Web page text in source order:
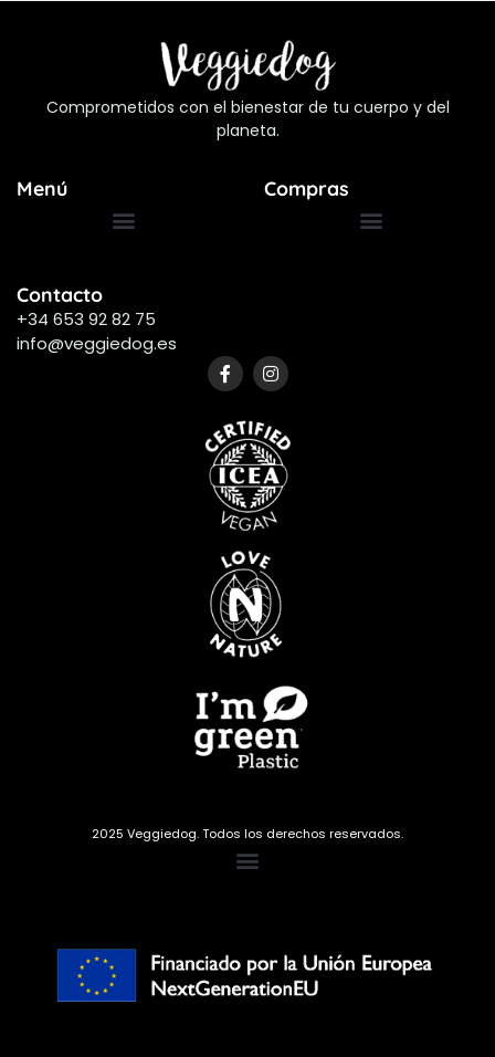
Comprometidos con el bienestar de tu cuerpo y del
planeta.
Menú Compras
Contacto
+34 653 92 82 75
info@veggiedog.es
2025 Veggiedog. Todos los derechos reservados.